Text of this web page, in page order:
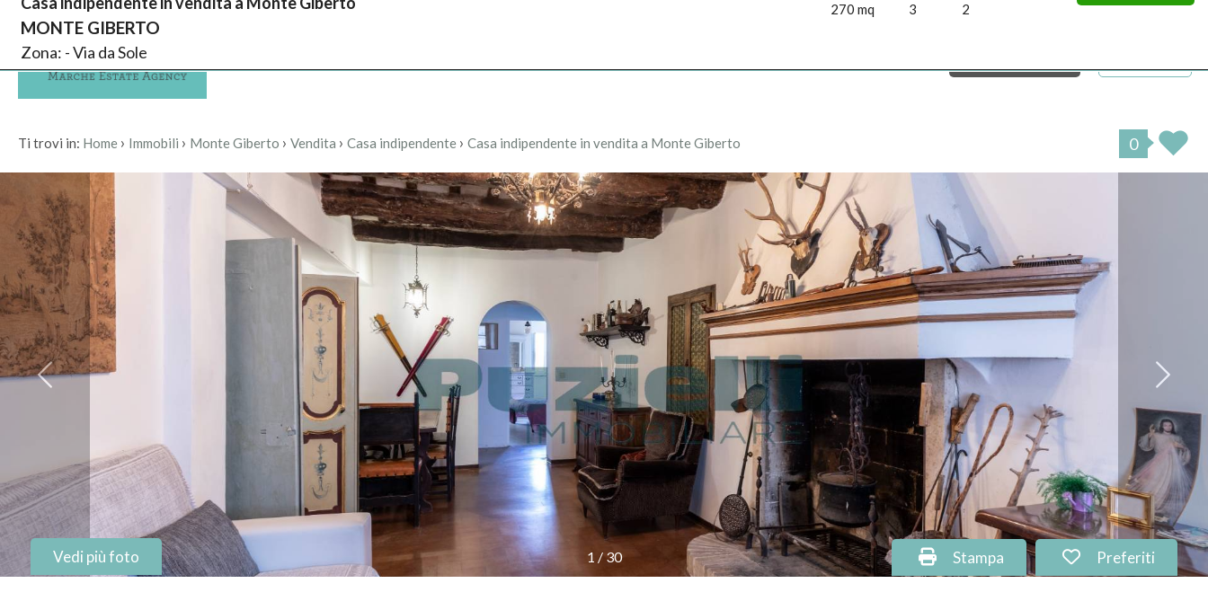
MONTE GIBERTO
Zona: - Via da Sole
270 mq 3 2
Ti trovi in: Home › Immobili › Monte Giberto › Vendita › Casa indipendente › Casa indipendente in vendita a Monte Giberto 0
1 / 30
Vedi più foto Preferiti: Cod.
Preferiti
Stampa: Cod. PU-113
Stampa
IT
EN
HOME
AGENZIA
IMMOBILI
SERVIZI
CONTATTI
Codice
Contratto
Qualsiasi
Vendita
Scegli
dove
cercare
Provincia